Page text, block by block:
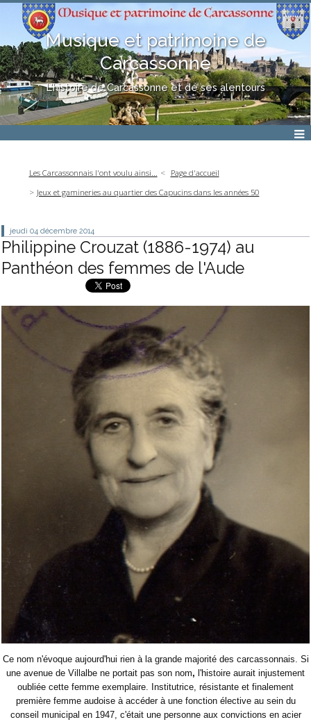
Musique et patrimoine de
Carcassonne
L'histoire de Carcassonne et de ses alentours
Les Carcassonnais l'ont voulu ainsi...
Page d'accueil
Jeux et gamineries au quartier des Capucins dans les années 50
jeudi 04 décembre 2014
Philippine Crouzat (1886-1974) au
Panthéon des femmes de l'Aude
Ce nom n'évoque aujourd'hui rien à la grande majorité des carcassonnais. Si
une avenue de Villalbe ne portait pas son nom, l'histoire aurait injustement
oubliée cette femme exemplaire. Institutrice, résistante et finalement
première femme audoise à accéder à une fonction élective au sein du
conseil municipal en 1947, c'était une personne aux convictions en acier